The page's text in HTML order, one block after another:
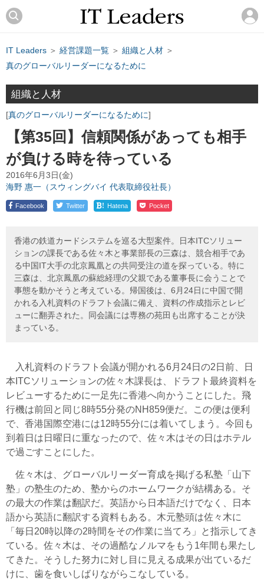
IT Leaders ＞ 経営課題一覧 ＞ 組織と人材 ＞
真のグローバルリーダーになるために
組織と人材
真のグローバルリーダーになるために
【第35回】信頼関係があっても相手
が負ける時を待っている
2016年6月3日(金)
海野 惠一（スウィングバイ 代表取締役社長）
Facebook Twitter ! Hatena Pocket
香港の鉄道カードシステムを巡る大型案件。日本ITCソリュー
ションの課長である佐々木と事業部長の三森は、競合相手であ
る中国IT大手の北京鳳凰との共同受注の道を探っている。特に
三森は、北京鳳凰の蘇総経理の父親である董事長に会うことで
事態を動かそうと考えている。帰国後は、6月24日に中国で開
かれる入札資料のドラフト会議に備え、資料の作成指示とレビ
ューに翻弄された。同会議には専務の苑田も出席することが決
まっている。
入札資料のドラフト会議が開かれる6月24日の2日前、日
本ITCソリューションの佐々木課長は、ドラフト最終資料を
レビューするために一足先に香港へ向かうことにした。飛
行機は前回と同じ8時55分発のNH859便だ。この便は便利
で、香港国際空港には12時55分には着いてしまう。今回も
到着日は日曜日に重なったので、佐々木はその日はホテル
で過ごすことにした。
佐々木は、グローバルリーダー育成を掲げる私塾「山下
塾」の塾生のため、塾からのホームワークが結構ある。そ
の最大の作業は翻訳だ。英語から日本語だけでなく、日本
語から英語に翻訳する資料もある。木元塾頭は佐々木に
「毎日20時以降の2時間をその作業に当てろ」と指示してき
ている。佐々木は、その過酷なノルマをもう1年間も果たし
てきた。そうした努力に対し目に見える成果が出ているだ
けに、歯を食いしばりながらこなしている。